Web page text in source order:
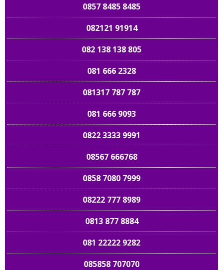
0857 8485 8485
082121 91914
082 138 138 805
081 666 2328
081317 787 787
081 666 9093
0822 3333 9991
08567 666768
0858 7080 7999
08222 777 8989
0813 877 8884
081 22222 9282
085858 707070